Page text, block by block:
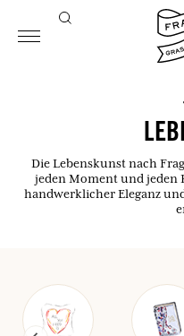
Die Lebenskunst nach
jeden Moment und jeden
handwerklicher Eleganz